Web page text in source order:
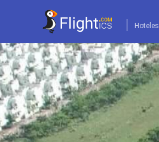
Hoteles